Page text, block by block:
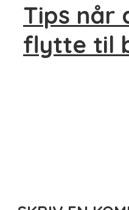
Tips når
flytte til